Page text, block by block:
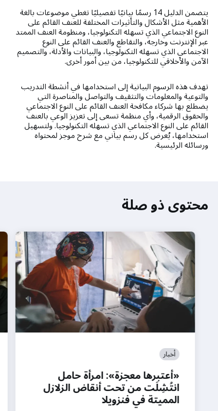
يتضمن الدليل 14 رسمًا بيانيًا تفصيليًا تغطي موضوعات بالغة
الأهمية مثل الأشكال والتأثيرات المختلفة للعنف القائم على
النوع الاجتماعي الذي تسهله التكنولوجيا، ومنظومة العنف الممتد
عبر الإنترنت وخارجه، والتقاطع والعنف القائم على النوع
الاجتماعي الذي تسهله التكنولوجيا، والبيانات والأدلة، والتصميم
الآمن والأخلاقي للتكنولوجيا، من بين أمور أخرى.
تهدف هذه الرسوم البيانية إلى استخدامها في أنشطة التدريب
والتوعية والمعلومات والتثقيف والتواصل والمناصرة التي
يضطلع بها شركاء مكافحة العنف القائم على النوع الاجتماعي
والحقوق الرقمية، وأي منظمة تسعى إلى تعزيز الوعي بالعنف
القائم على النوع الاجتماعي الذي تسهله التكنولوجيا. ولتسهيل
استخدامها، يُعرض كل رسم بياني مع شرح موجز لمحتواه
ورسائله الرئيسية.
محتوى ذو صلة
أخبار
«أعتبرها معجزة»: امرأة حامل
انتُشِلَت من تحت أنقاض الزلازل
المميتة في فنزويلا